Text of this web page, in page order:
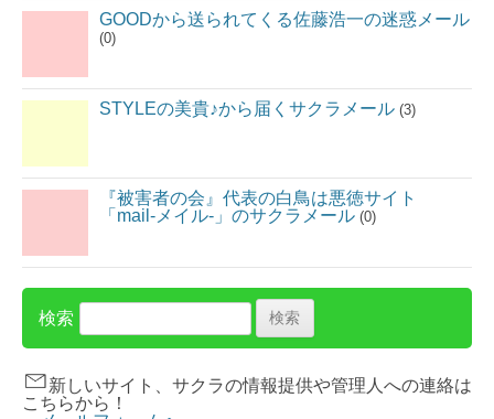
GOODから送られてくる佐藤浩一の迷惑メール
(0)
STYLEの美貴♪から届くサクラメール (3)
『被害者の会』代表の白鳥は悪徳サイト
「mail-メイル-」のサクラメール (0)
検索
新しいサイト、サクラの情報提供や管理人への連絡は
こちらから！